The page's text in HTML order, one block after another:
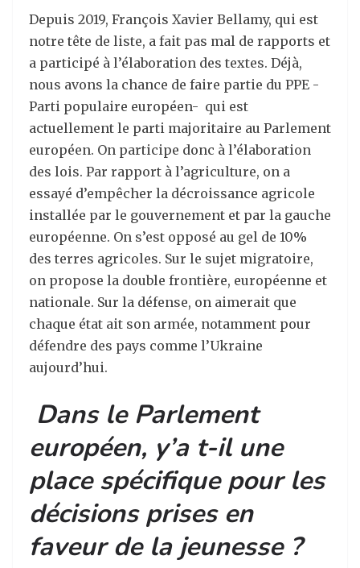
Depuis 2019, François Xavier Bellamy, qui est
notre tête de liste, a fait pas mal de rapports et
a participé à l’élaboration des textes. Déjà,
nous avons la chance de faire partie du PPE -
Parti populaire européen- qui est
actuellement le parti majoritaire au Parlement
européen. On participe donc à l’élaboration
des lois. Par rapport à l’agriculture, on a
essayé d’empêcher la décroissance agricole
installée par le gouvernement et par la gauche
européenne. On s’est opposé au gel de 10%
des terres agricoles. Sur le sujet migratoire,
on propose la double frontière, européenne et
nationale. Sur la défense, on aimerait que
chaque état ait son armée, notamment pour
défendre des pays comme l’Ukraine
aujourd’hui.
Dans le Parlement
européen, y’a t-il une
place spécifique pour les
décisions prises en
faveur de la jeunesse ?